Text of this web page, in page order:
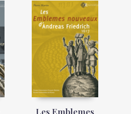
Les Emblemes